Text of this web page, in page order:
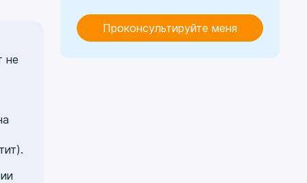
не
Проконсультируйте меня